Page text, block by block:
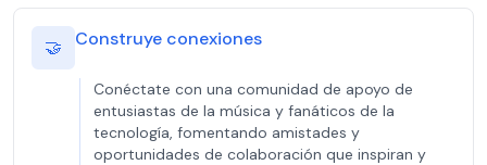
🤝 Construye conexiones
Conéctate con una comunidad de apoyo de
entusiastas de la música y fanáticos de la
tecnología, fomentando amistades y
oportunidades de colaboración que inspiran y